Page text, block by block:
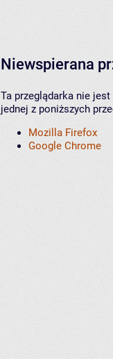
Niewspierana
Ta przeglądarka nie
jednej z poniższych
Mozilla Firefox
Google Chrome